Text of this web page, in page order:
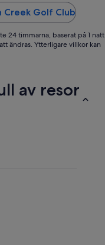
5
Creek Golf Club
24 timmarna, baserat på 1 natt
ändras. Ytterligare villkor kan
av resor